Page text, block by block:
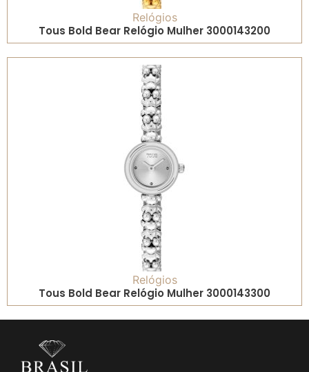
Relógios
Tous Bold Bear Relógio Mulher 3000143200
Relógios
Tous Bold Bear Relógio Mulher 3000143300